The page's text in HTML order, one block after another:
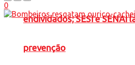
endividados; SESI e SENAI
prevenção
0